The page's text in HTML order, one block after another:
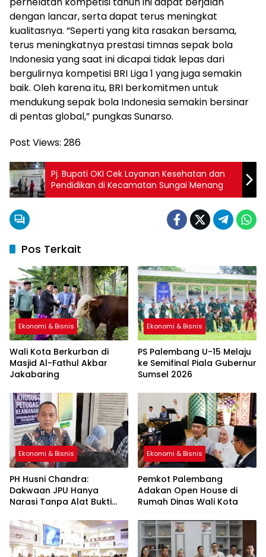
dengan lancar, serta dapat terus meningkat
kualitasnya. “Seperti yang kita rasakan bersama,
terus meningkatnya prestasi timnas sepak bola
Indonesia yang saat ini dicapai tidak lepas dari
bergulirnya kompetisi BRI Liga 1 yang juga semakin
baik. Oleh karena itu, BRI berkomitmen untuk
mendukung sepak bola Indonesia semakin bersinar
di pentas global,” pungkas Sunarso.
Post Views: 286
Pj. Bupati OKI Cek Layanan Kesehatan dan
Pendidikan di Kecamatan Sungai Menang
Pos Terkait
Ekonomi & Bisnis
Wali Kota Berkurban di
Masjid Al-Fathul Akbar
Jakabaring
Ekonomi & Bisnis
PS Palembang U-15 Melaju
ke Semifinal Piala Gubernur
Sumsel 2026
Ekonomi & Bisnis
PH Husni Chandra:
Dakwaan JPU Hanya
Narasi Tanpa Alat Bukti
Ekonomi & Bisnis
Pemkot Palembang
Adakan Open House di
Rumah Dinas Wali Kota